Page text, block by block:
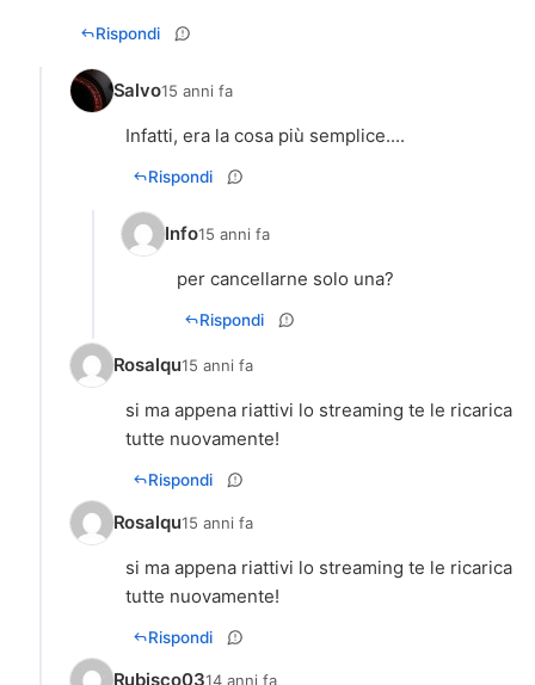
Rispondi
Salvo15 anni fa
Infatti, era la cosa più semplice....
Rispondi
Info15 anni fa
Rispondi
Rosalqu15 anni fa
si ma appena riattivi lo streaming te le ricarica
tutte nuovamente!
Rispondi
Rosalqu15 anni fa
si ma appena riattivi lo streaming te le ricarica
tutte nuovamente!
Rispondi
Rubisco0314 anni fa